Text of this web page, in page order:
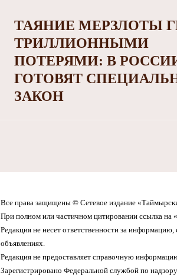
ТАЯНИЕ МЕРЗЛОТЫ
ТРИЛЛИОННЫМИ
ПОТЕРЯМИ: В
ГОТОВЯТ
ЗАКОН
Все права защищены © Сетевое издание
При полном или частичном цитировании ссылка на
Редакция не несет ответственности за
объявлениях.
Редакция не предоставляет справочную
Зарегистрировано Федеральной службой по